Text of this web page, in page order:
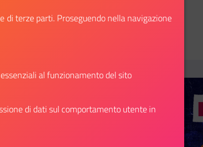
successo
ad avere maggiori dettagli su: Edoardo Di Pietro – il
Il link ti
di terze parti. Proseguendo nella navigazione
al funzionamento del sito
di dati sul comportamento utente in